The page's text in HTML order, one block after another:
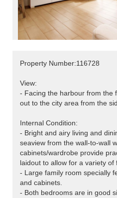
Property Number:116728
View:
- Facing the harbour from the
out to the city area from the
Internal Condition:
- Bright and airy living and
seaview from the wall-to-wall
cabinets/wardrobe provide
laidout to allow for a variety of
- Large family room specially
and cabinets.
- Both bedrooms are in good